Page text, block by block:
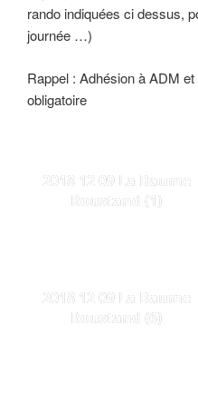
rando indiquées ci dessus,
journée …)
Rappel : Adhésion à ADM
obligatoire
2018 12 09 La Baume
Roustand (1)
2018 12 09 La Baume
Roustand (6)